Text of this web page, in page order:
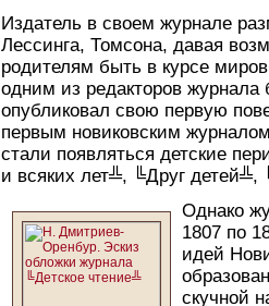
Издатель в своем журнале
Лессинга, Томсона, давая
родителям быть в курсе
одним из редакторов
опубликовал свою первую
первым новиковским
стали появляться детские
и всяких лет╩, ╚Друг детей╩,
Однако
1807 по
идей
скучной